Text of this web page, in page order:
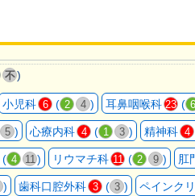
不)
小児科 6 ( 2 4 ) 耳鼻咽喉科 23 ( 6
5 ) 心療内科 4 ( 1 3 ) 精神科 4
( 4 11) リウマチ科 11 ( 2 9 ) 肛
) 歯科口腔外科 3 ( 3 ) ペインク